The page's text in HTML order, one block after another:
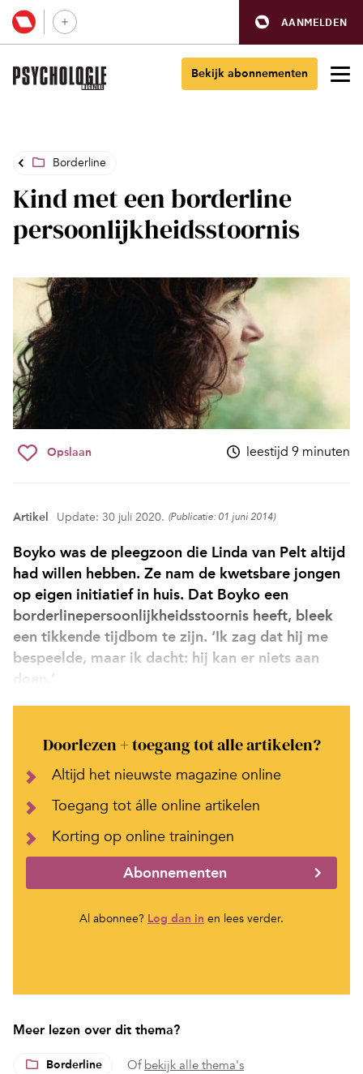
AANMELDEN
Bekijk abonnementen
Borderline
Kind met een borderline
persoonlijkheidsstoornis
Opslaan leestijd 9 minuten
Artikel Update: 30 juli 2020. (Publicatie: 01 juni 2014)
Boyko was de pleegzoon die Linda van Pelt altijd
had willen hebben. Ze nam de kwetsbare jongen
op eigen initiatief in huis. Dat Boyko een
borderlinepersoonlijkheidsstoornis heeft, bleek
een tikkende tijdbom te zijn. ‘Ik zag dat hij me
bespeelde, maar ik dacht: hij kan er niets aan
doen.’
Doorlezen + toegang tot alle artikelen?
Altijd het nieuwste magazine online
Toegang tot álle online artikelen
Korting op online trainingen
Abonnementen
Al abonnee? Log dan in en lees verder.
Meer lezen over dit thema?
Borderline Of bekijk alle thema's